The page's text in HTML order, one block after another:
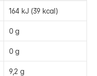
164 kJ (39 kcal)
0 g
0 g
9,2 g